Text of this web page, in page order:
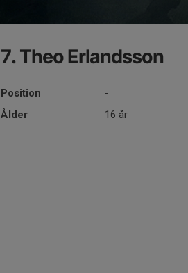
7. Theo Erlandsson
Position
-
Ålder
16 år